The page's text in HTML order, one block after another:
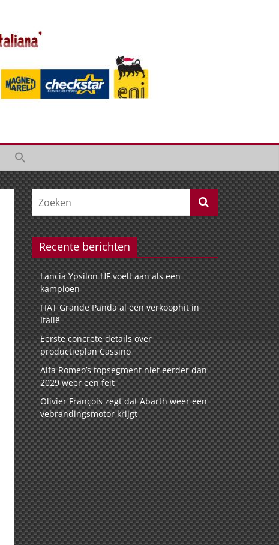
Recente berichten
Lancia Ypsilon HF voelt aan als een
kampioen
FIAT Grande Panda al een verkoophit in
Italië
Eerste concrete details over
productieplan Cassino
Alfa Romeo’s topsegment niet eerder dan
2029 weer een feit
Olivier François zegt dat Abarth weer een
vebrandingsmotor krijgt